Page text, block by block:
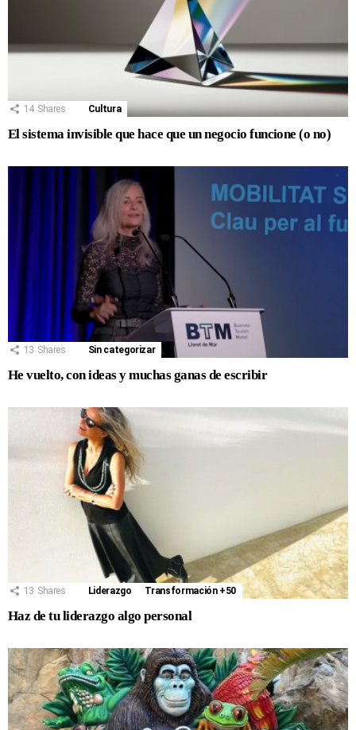
14 Shares Cultura
El sistema invisible que hace que un negocio funcione (o no)
13 Shares Sin categorizar
He vuelto, con ideas y muchas ganas de escribir
13 Shares Liderazgo Transformación +50
Haz de tu liderazgo algo personal